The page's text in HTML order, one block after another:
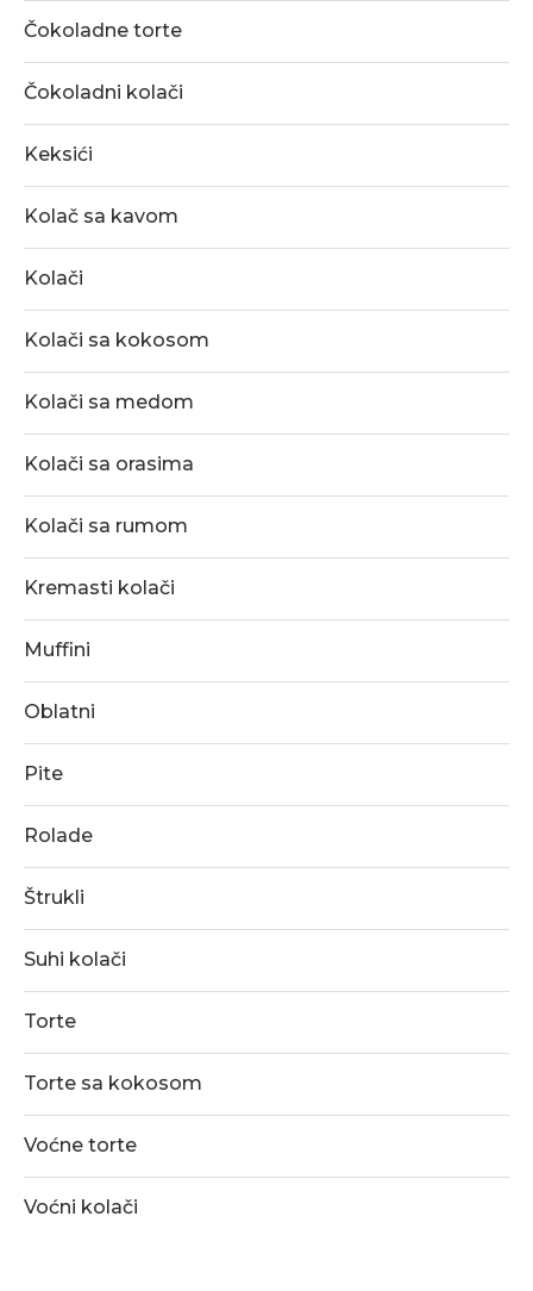
Čokoladne torte
Čokoladni kolači
Keksići
Kolač sa kavom
Kolači
Kolači sa kokosom
Kolači sa medom
Kolači sa orasima
Kolači sa rumom
Kremasti kolači
Muffini
Oblatni
Pite
Rolade
Štrukli
Suhi kolači
Torte
Torte sa kokosom
Voćne torte
Voćni kolači